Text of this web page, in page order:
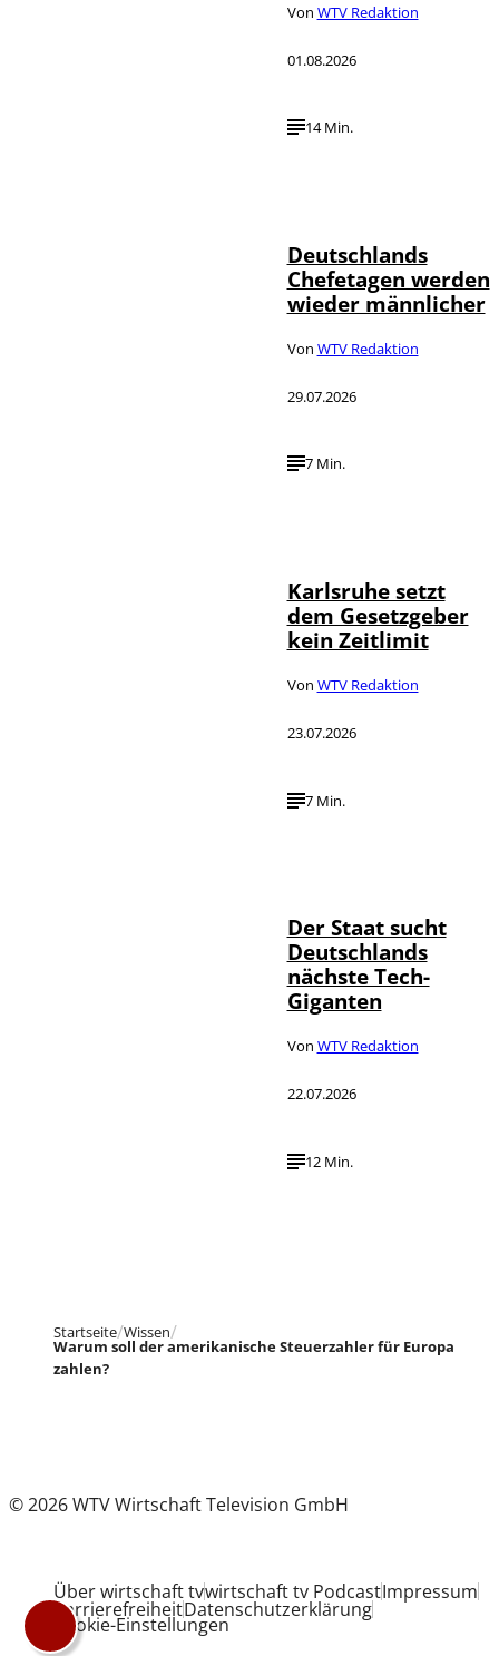
Von WTV Redaktion
01.08.2026
14 Min.
Deutschlands
Chefetagen werden
wieder männlicher
Von WTV Redaktion
29.07.2026
7 Min.
Karlsruhe setzt
dem Gesetzgeber
kein Zeitlimit
Von WTV Redaktion
23.07.2026
7 Min.
Der Staat sucht
Deutschlands
nächste Tech-
Giganten
Von WTV Redaktion
22.07.2026
12 Min.
Startseite Wissen
Warum soll der amerikanische Steuerzahler für Europa
zahlen?
© 2026 WTV Wirtschaft Television GmbH
Über wirtschaft tvwirtschaft tv PodcastImpressum
BarrierefreiheitDatenschutzerklärung
Cookie-Einstellungen